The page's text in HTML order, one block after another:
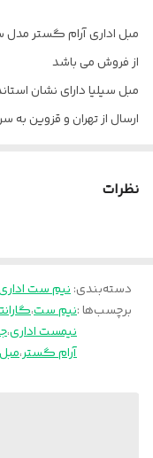
پایه
جنس روکش
از فروش می باشد
مبل سیلیا دارای نشان
ارسال از تهران و قزوین
نظرات
دسته‌بندی:نیم ست
برچسب‌ها :نیم ست،
نیمست اداری،
آرام گستر،